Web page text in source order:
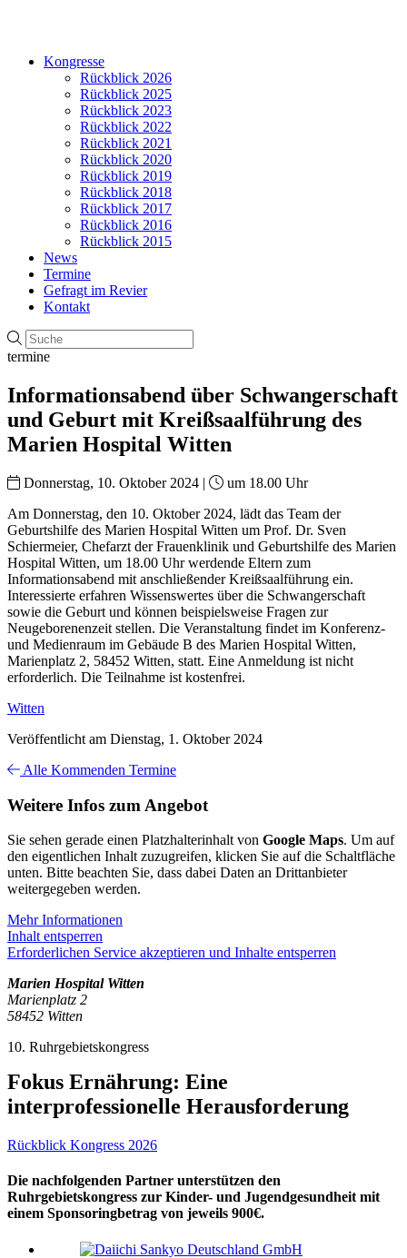
Kongresse
Rückblick 2026
Rückblick 2025
Rückblick 2023
Rückblick 2022
Rückblick 2021
Rückblick 2020
Rückblick 2019
Rückblick 2018
Rückblick 2017
Rückblick 2016
Rückblick 2015
News
Termine
Gefragt im Revier
Kontakt
termine
Informationsabend über Schwangerschaft
und Geburt mit Kreißsaalführung des
Marien Hospital Witten
Donnerstag, 10. Oktober 2024 |
um 18.00 Uhr
Am Donnerstag, den 10. Oktober 2024, lädt das Team der
Geburtshilfe des Marien Hospital Witten um Prof. Dr. Sven
Schiermeier, Chefarzt der Frauenklinik und Geburtshilfe des Marien
Hospital Witten, um 18.00 Uhr werdende Eltern zum
Informationsabend mit anschließender Kreißsaalführung ein.
Interessierte erfahren Wissenswertes über die Schwangerschaft
sowie die Geburt und können beispielsweise Fragen zur
Neugeborenenzeit stellen. Die Veranstaltung findet im Konferenz-
und Medienraum im Gebäude B des Marien Hospital Witten,
Marienplatz 2, 58452 Witten, statt. Eine Anmeldung ist nicht
erforderlich. Die Teilnahme ist kostenfrei.
Witten
Veröffentlicht am Dienstag, 1. Oktober 2024
Alle Kommenden Termine
Weitere Infos zum Angebot
Sie sehen gerade einen Platzhalterinhalt von Google Maps. Um auf
den eigentlichen Inhalt zuzugreifen, klicken Sie auf die Schaltfläche
unten. Bitte beachten Sie, dass dabei Daten an Drittanbieter
weitergegeben werden.
Mehr Informationen
Inhalt entsperren
Erforderlichen Service akzeptieren und Inhalte entsperren
Marien Hospital Witten
Marienplatz 2
58452 Witten
10. Ruhrgebietskongress
Fokus Ernährung: Eine
interprofessionelle Herausforderung
Rückblick Kongress 2026
Die nachfolgenden Partner unterstützen den
Ruhrgebietskongress zur Kinder- und Jugendgesundheit mit
einem Sponsoringbetrag von jeweils 900€.